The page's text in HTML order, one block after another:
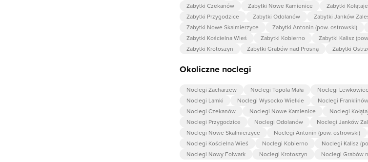
Zabytki Czekanów
Zabytki Nowe Kamienice Zabytki
Zabytki Przygodzice
Zabytki Odolanów Zabytki Janków
Zabytki Nowe Skalmierzyce
Zabytki Antonin (pow. ostrowski)
Zabytki Kościelna Wieś
Zabytki Kobierno Zabytki Kalisz
Zabytki Krotoszyn
Zabytki Grabów nad Prosną Zabytki
Okoliczne noclegi
Noclegi Zacharzew Noclegi Topola Mała Noclegi Lewkowiec
Noclegi Lamki
Noclegi Wysocko Wielkie Noclegi Franklinów
Noclegi Czekanów
Noclegi Nowe Kamienice Noclegi
Noclegi Przygodzice
Noclegi Odolanów Noclegi Janków
Noclegi Nowe Skalmierzyce
Noclegi Antonin (pow. ostrowski)
Noclegi Kościelna Wieś
Noclegi Kobierno Noclegi Kalisz
Noclegi Nowy Folwark
Noclegi Krotoszyn Noclegi Grabów